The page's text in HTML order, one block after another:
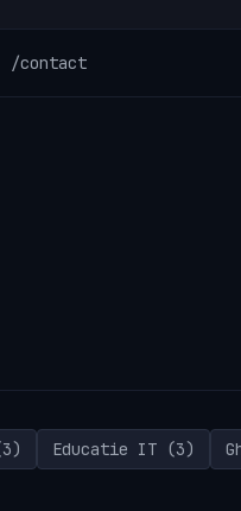
/contact
Educatie IT (3)